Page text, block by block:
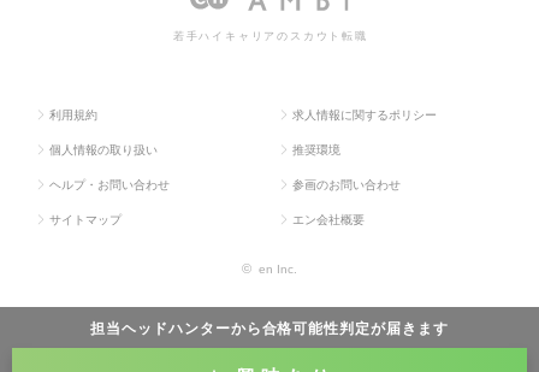
担当ヘッドハンターから合格可能性判定が届きます
若手ハイキャリアのスカウト転職
利用規約 求人情報に関するポリシー
個人情報の取り扱い 推奨環境
ヘルプ・お問い合わせ 参画のお問い合わせ
サイトマップ エン会社概要
© en Inc.